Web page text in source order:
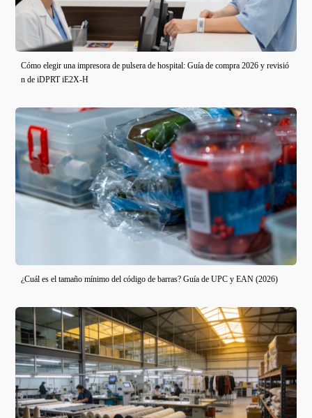
Cómo elegir una impresora de pulsera de hospital: Guía de compra 2026 y revisió
n de iDPRT iE2X-H
¿Cuál es el tamaño mínimo del código de barras? Guía de UPC y EAN (2026)